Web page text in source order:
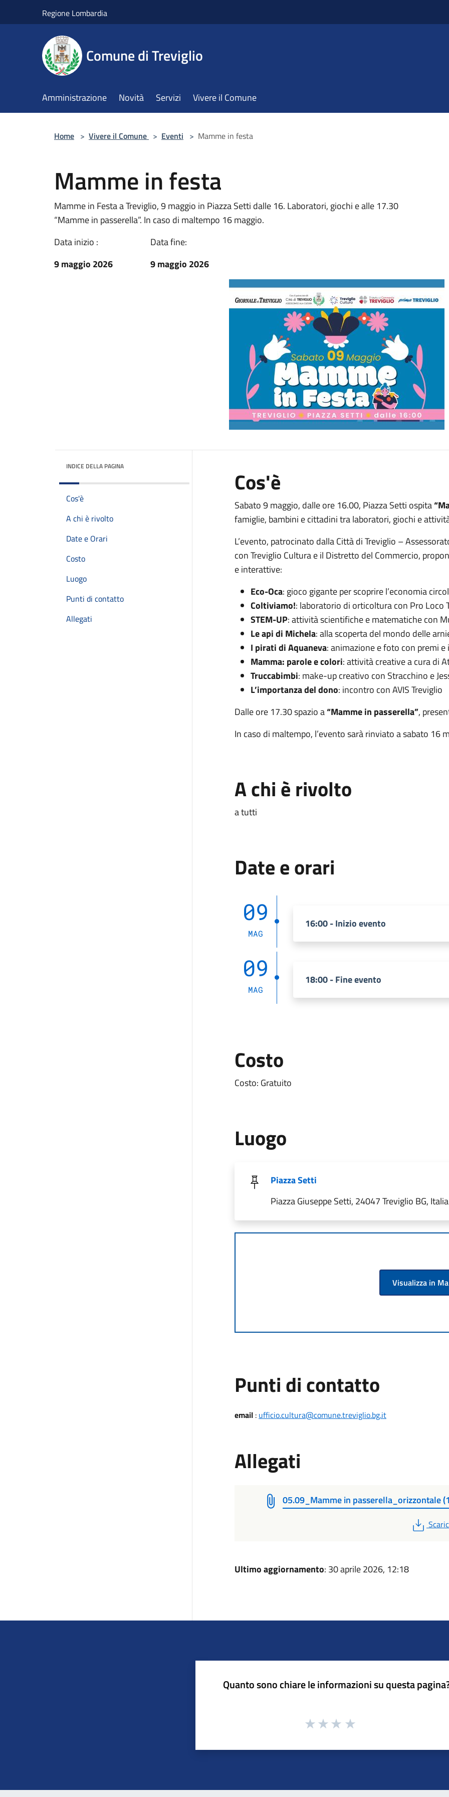
Regione Lombardia
Comune di Treviglio
Amministrazione Novità Servizi Vivere il Comune
Home > Vivere il Comune > Eventi > Mamme in festa
Mamme in festa
Mamme in Festa a Treviglio, 9 maggio in Piazza Setti dalle 16. Laboratori, giochi e alle 17.30
“Mamme in passerella”. In caso di maltempo 16 maggio.
Data inizio :
9 maggio 2026
Data fine:
9 maggio 2026
INDICE DELLA PAGINA
Cos'è
A chi è rivolto
Date e Orari
Costo
Luogo
Punti di contatto
Allegati
Cos'è
Sabato 9 maggio, dalle ore 16.00, Piazza Setti ospita
famiglie, bambini e cittadini tra laboratori, giochi e
L’evento, patrocinato dalla Città di Treviglio –
con Treviglio Cultura e il Distretto del Commercio,
e interattive:
Eco-Oca: gioco gigante per scoprire l’economia
Coltiviamo!: laboratorio di orticoltura con Pro Loco
STEM-UP: attività scientifiche e matematiche con
Le api di Michela: alla scoperta del mondo delle
I pirati di Aquaneva: animazione e foto con premi
Mamma: parole e colori: attività creative a cura di
Truccabimbi: make-up creativo con Stracchino e
L’importanza del dono: incontro con AVIS Treviglio
Dalle ore 17.30 spazio a“Mamme in passerella”,
In caso di maltempo, l’evento sarà rinviato a sabato 16
A chi è rivolto
a tutti
Date e orari
09
MAG
16:00 - Inizio evento
09
MAG
18:00 - Fine evento
Costo
Costo: Gratuito
Luogo
Piazza Setti
Piazza Giuseppe Setti, 24047 Treviglio BG, Italia
Visualizza in
Punti di contatto
email: ufficio.cultura@comune.treviglio.bg.it
Allegati
05.09_Mamme in passerella_orizzontale
PDF
Ultimo aggiornamento: 30 aprile 2026, 12:18
Quanto sono chiare le informazioni su questa